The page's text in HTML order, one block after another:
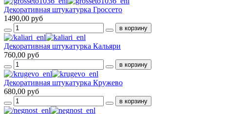
Декоративная штукатурка Гроссето
1490,00 руб
Декоративная штукатурка Кальяри
760,00 руб
Декоративная штукатурка Кружево
680,00 руб